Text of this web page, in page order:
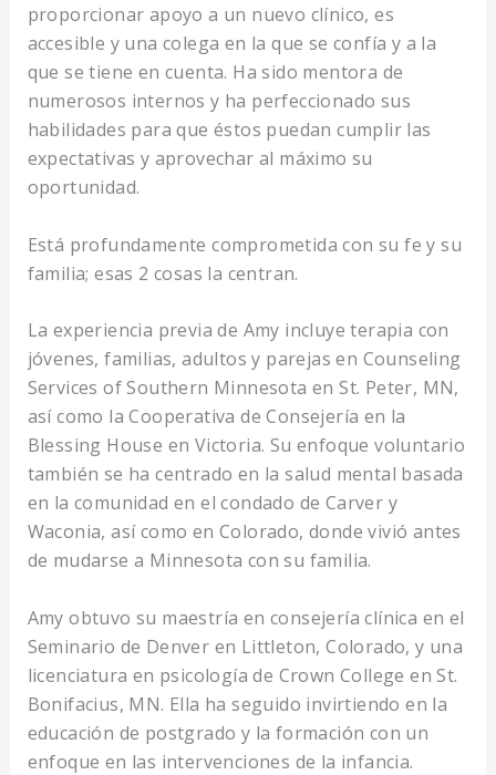
proporcionar apoyo a un nuevo clínico, es
accesible y una colega en la que se confía y a la
que se tiene en cuenta. Ha sido mentora de
numerosos internos y ha perfeccionado sus
habilidades para que éstos puedan cumplir las
expectativas y aprovechar al máximo su
oportunidad.
Está profundamente comprometida con su fe y su
familia; esas 2 cosas la centran.
La experiencia previa de Amy incluye terapia con
jóvenes, familias, adultos y parejas en Counseling
Services of Southern Minnesota en St. Peter, MN,
así como la Cooperativa de Consejería en la
Blessing House en Victoria. Su enfoque voluntario
también se ha centrado en la salud mental basada
en la comunidad en el condado de Carver y
Waconia, así como en Colorado, donde vivió antes
de mudarse a Minnesota con su familia.
Amy obtuvo su maestría en consejería clínica en el
Seminario de Denver en Littleton, Colorado, y una
licenciatura en psicología de Crown College en St.
Bonifacius, MN. Ella ha seguido invirtiendo en la
educación de postgrado y la formación con un
enfoque en las intervenciones de la infancia.